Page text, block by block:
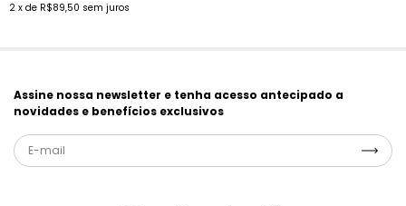
2 x de R$89,50 sem juros
Assine nossa newsletter e tenha acesso antecipado a
novidades e benefícios exclusivos